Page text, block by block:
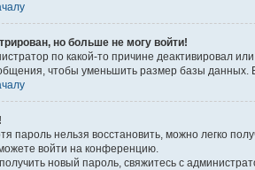
но больше не могу войти!
по какой-то причине деактивировал
чтобы уменьшить размер базы данных.
пароль нельзя восстановить, можно легко
войти на конференцию.
новый пароль, свяжитесь с